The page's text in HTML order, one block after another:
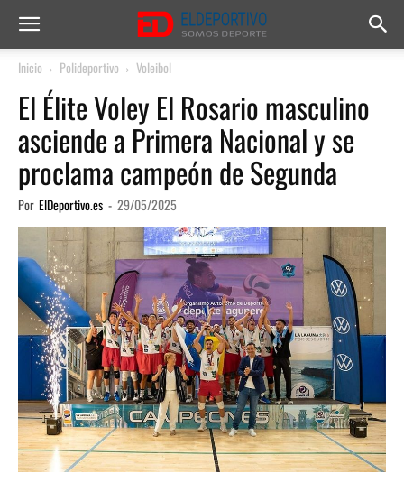
Inicio Polideportivo Voleibol
El Élite Voley El Rosario masculino
asciende a Primera Nacional y se
proclama campeón de Segunda
Por ElDeportivo.es - 29/05/2025